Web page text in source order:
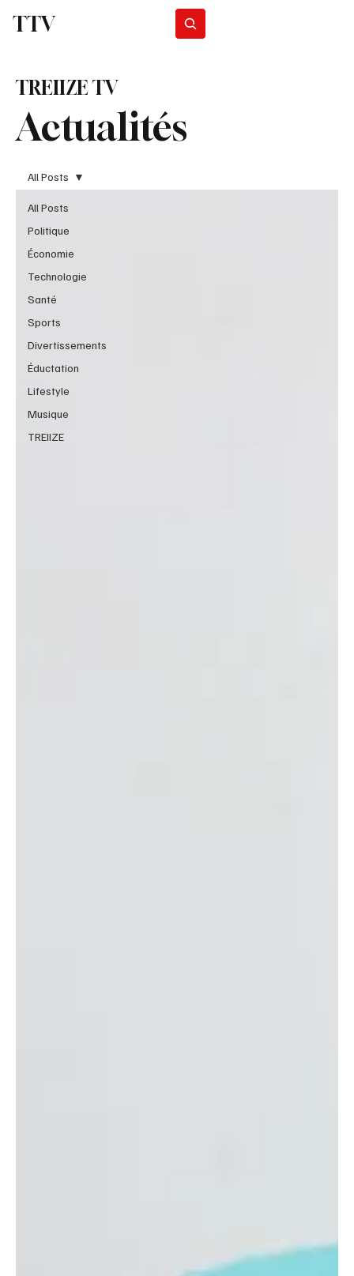
TTV
Actualités
TREIIZE TV
All Posts
Politique
Économie
Technologie
Santé
Sports
Divertissements
Éductation
Lifestyle
Musique
TREIIZE
All Posts